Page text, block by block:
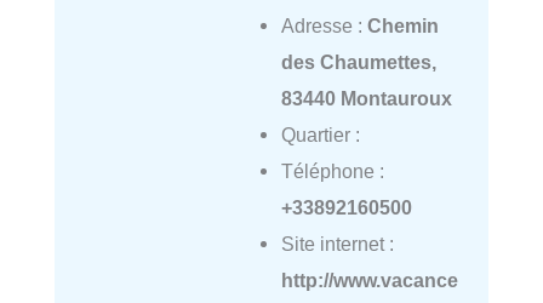
Adresse : Chemin
des Chaumettes,
83440 Montauroux
Quartier :
Téléphone :
+33892160500
Site internet :
http://www.vacance